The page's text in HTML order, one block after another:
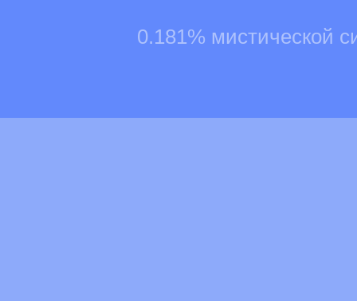
0.181% мистической